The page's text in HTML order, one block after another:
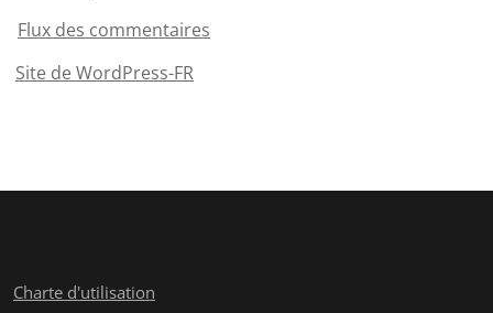
Flux des commentaires
Site de WordPress-FR
Charte d'utilisation